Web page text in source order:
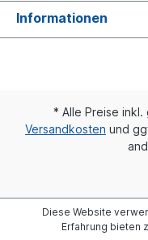
Informationen
* Alle Preise
Versandkosten und
Diese Website
Erfahrung bieten